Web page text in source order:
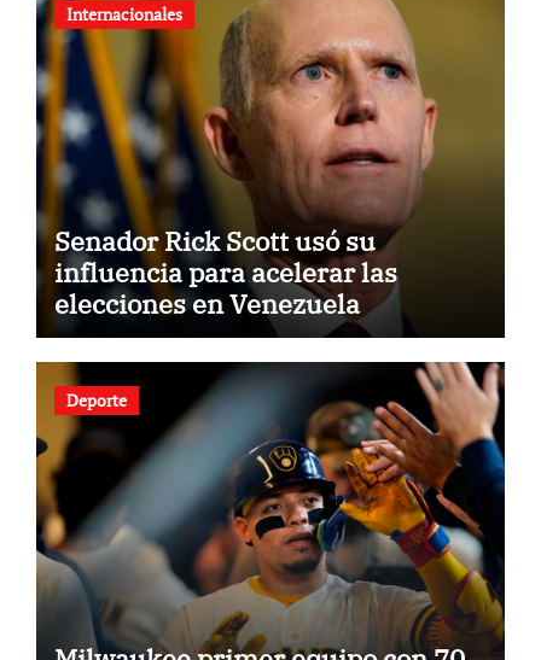
Internacionales
Senador Rick Scott usó su
influencia para acelerar las
elecciones en Venezuela
Deporte